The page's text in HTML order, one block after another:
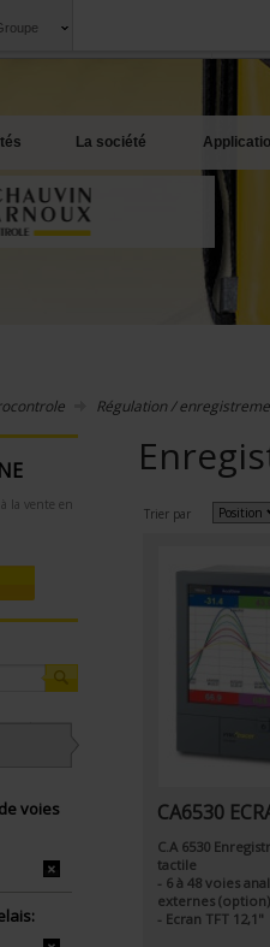
Nos
La société
Régulation /
la vente en
voies
Trier par
CA6530
C.A 6530
tactile
- 6 à 48 voies
externes (option)
- Ecran TFT 12,1"